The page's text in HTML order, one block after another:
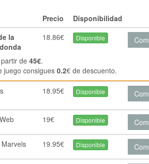
Precio
Disponibilidad
la
18.86€ Disponible
de 45€.
juego consigues0.2€ de descuento.
18.95€ Disponible
19€ Disponible
19.95€ Disponible